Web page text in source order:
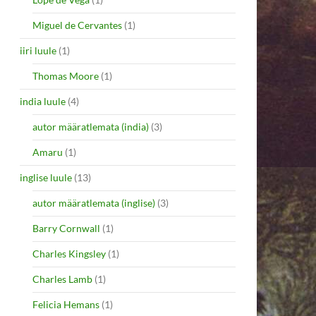
Miguel de Cervantes (1)
iiri luule (1)
Thomas Moore (1)
india luule (4)
autor määratlemata (india) (3)
Amaru (1)
inglise luule (13)
autor määratlemata (inglise) (3)
Barry Cornwall (1)
Charles Kingsley (1)
Charles Lamb (1)
Felicia Hemans (1)